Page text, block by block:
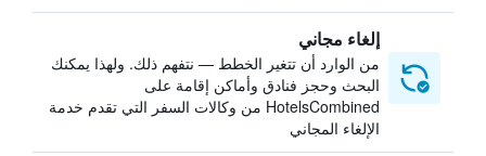
إلغاء مجاني
من الوارد أن تتغير الخطط — نتفهم ذلك. ولهذا يمكنك
البحث وحجز فنادق وأماكن إقامة على
HotelsCombined من وكالات السفر التي تقدم خدمة
الإلغاء المجاني